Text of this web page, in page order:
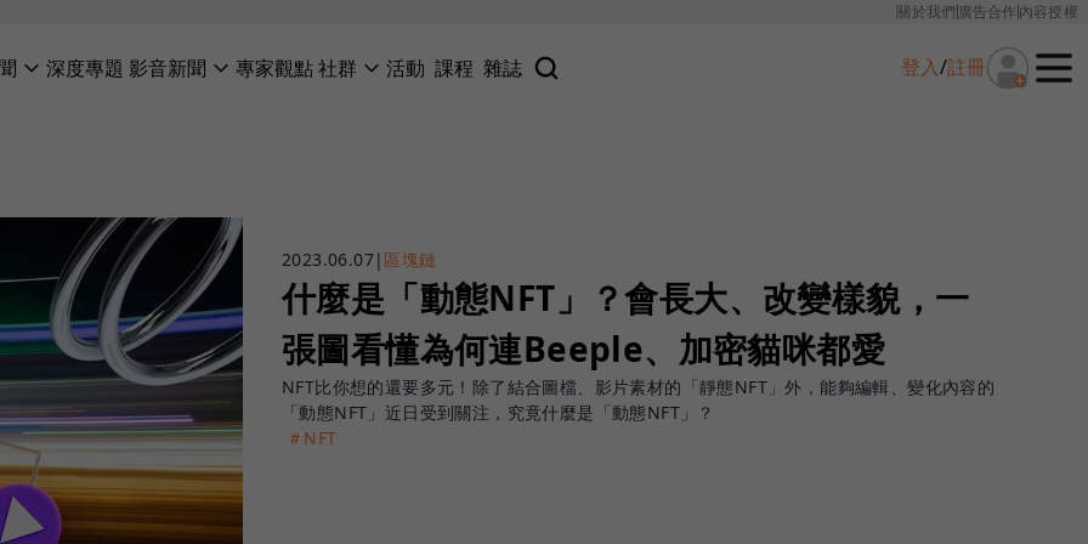
關於我們廣告合作內容授權
深度專題 影音新聞 專家觀點社群 活動 課程 雜誌 登入/註冊
2023.06.07| 區塊鏈
什麼是「動態NFT」？會長大、改變樣貌，一
張圖看懂為何連Beeple、加密貓咪都愛
NFT比你想的還要多元！除了結合圖檔、影片素材的「靜態NFT」外，能夠編輯、變化內容的
「動態NFT」近日受到關注，究竟什麼是「動態NFT」？
＃NFT